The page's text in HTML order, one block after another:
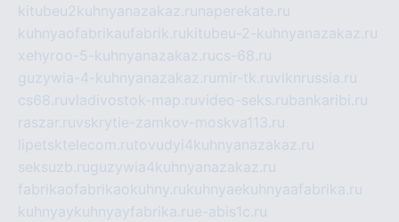
kitubeu2kuhnyanazakaz.ru naperekate.ru
kuhnyaofabrikaufabrik.rukitubeu-2-kuhnyanazakaz.ru
xehyroo-5-kuhnyanazakaz.rucs-68.ru
guzywia-4-kuhnyanazakaz.ru mir-tk.ruvlknrussia.ru
cs68.ruvladivostok-map.ruvideo-seks.rubankaribi.ru
raszar.ruvskrytie-zamkov-moskva113.ru
lipetsktelecom.rutovudyi4kuhnyanazakaz.ru
seksuzb.ruguzywia4kuhnyanazakaz.ru
fabrikaofabrikaokuhny.rukuhnyaekuhnyaafabrika.ru
kuhnyaykuhnyayfabrika.rue-abis1c.ru